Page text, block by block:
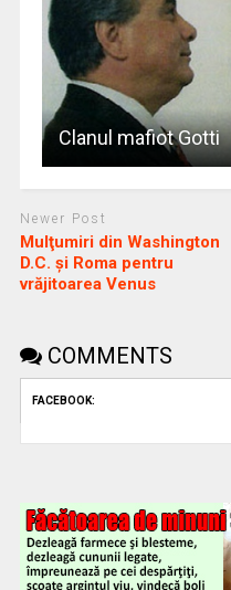
Clanul mafiot Gotti
Newer Post
Mulţumiri din Washington
D.C. și Roma pentru
vrăjitoarea Venus
COMMENTS
FACEBOOK: